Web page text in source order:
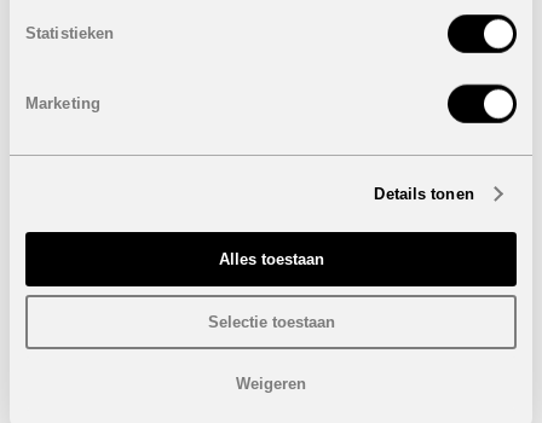
Statistieken
Marketing
Details tonen
Alles toestaan
Selectie toestaan
Weigeren